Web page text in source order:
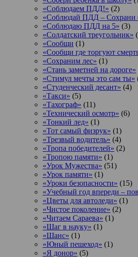
«Соблюдаем ПДД!» (2)
«Соблюдай ПДД – Сохрани
«Соблюдаю ПДД на 5» (3)
«Солдатский треугольник»
«Сообщи (1)
«Сообщи где торгуют
«Сохраним лес» (1)
«Стань заметней на дороге»
«Стимул мечты это сам ты»
«Студенческий десант» (4)
«Такси» (5)
«Тахограф» (11)
«Технический осмотр» (6)
«Тонкий лед» (1)
«Тот самый физрук» (1)
«Трезвый водитель» (4)
«Тропа победителей» (2)
«Тропою памяти» (1)
«Урок Мужества» (51)
«Урок памяти» (1)
«Уроки безопасности» (15)
«Учебный год впереди –
«Цветы для автоледи» (1)
«Чистое поколение» (2)
«Читаем Сараева» (1)
«Шаг в науку» (1)
«Шанс» (1)
«Юный пешеход» (1)
«Я донор» (5)